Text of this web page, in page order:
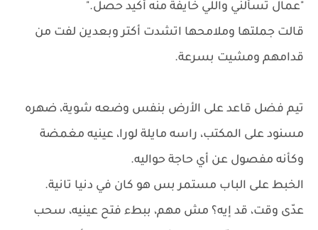
"عمال تسألني واللي خايفة منه أكيد حصل."
قالت جملتها وملامحها اتشدت أكتر وبعدين لفت من
قدامهم ومشيت بسرعة.
تيم فضل قاعد على الأرض بنفس وضعه شوية، ضهره
مسنود على المكتب، راسه مايلة لورا، عينيه مغمضة
وكأنه مفصول عن أي حاجة حواليه.
الخبط على الباب مستمر بس هو كان في دنيا تانية.
عدّى وقت، قد إيه؟ مش مهم، ببطء فتح عينيه، سحب